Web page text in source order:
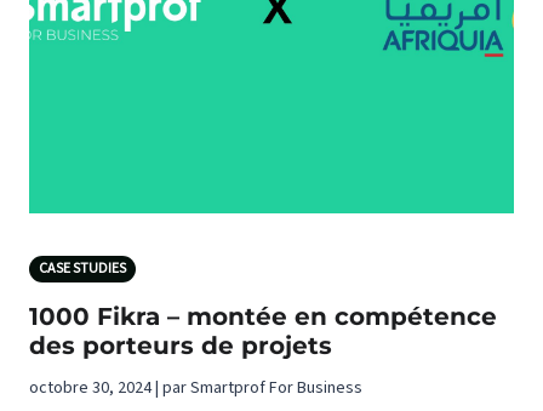
CASE STUDIES
1000 Fikra – montée en compétence
des porteurs de projets
octobre 30, 2024 | par Smartprof For Business